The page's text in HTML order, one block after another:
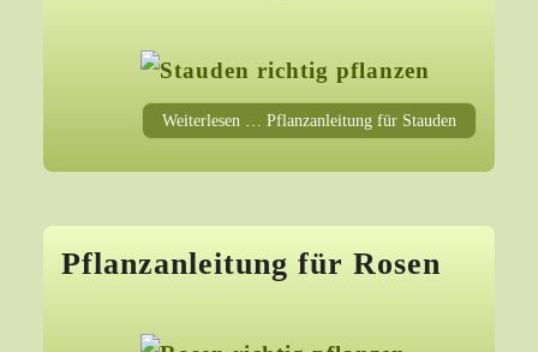
Weiterlesen … Pflanzanleitung für Stauden
Pflanzanleitung für Rosen